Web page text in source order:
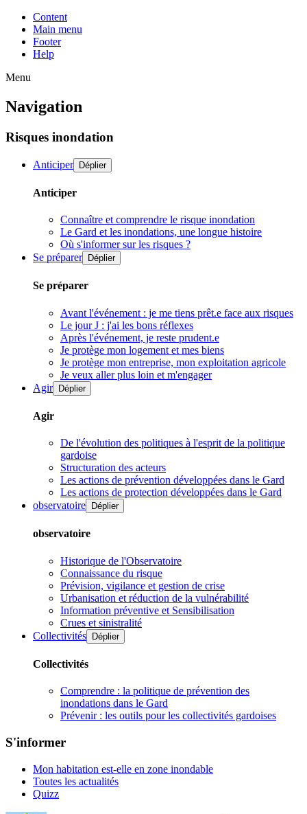
Content
Main menu
Footer
Help
Menu
Navigation
Risques inondation
Anticiper Déplier
Anticiper
Connaître et comprendre le risque inondation
Le Gard et les inondations, une longue histoire
Où s'informer sur les risques ?
Se préparer
Déplier
Se préparer
Avant l'événement : je me tiens prêt.e face aux risques
Le jour J : j'ai les bons réflexes
Après l'événement, je reste prudent.e
Je protège mon logement et mes biens
Je protège mon entreprise, mon exploitation agricole
Je veux aller plus loin et m'engager
Agir Déplier
Agir
De l'évolution des politiques à l'esprit de la politique
gardoise
Structuration des acteurs
Les actions de prévention développées dans le Gard
Les actions de protection développées dans le Gard
observatoire
Déplier
observatoire
Historique de l'Observatoire
Connaissance du risque
Prévision, vigilance et gestion de crise
Urbanisation et réduction de la vulnérabilité
Information préventive et Sensibilisation
Crues et sinistralité
Collectivités Déplier
Collectivités
Comprendre : la politique de prévention des
inondations dans le Gard
Prévenir : les outils pour les collectivités gardoises
S'informer
Mon habitation est-elle en zone inondable
Toutes les actualités
Quizz